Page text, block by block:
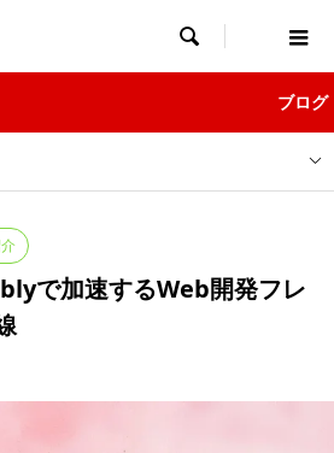

ブログ
で加速するWeb開発フレ